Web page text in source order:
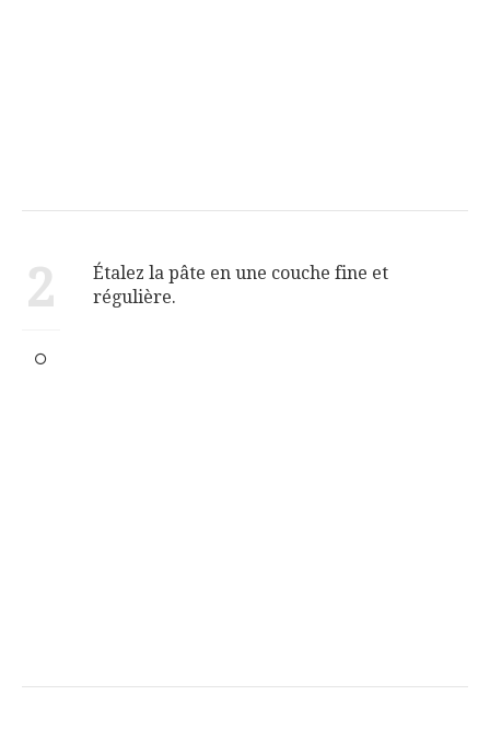
2
Étalez la pâte en une couche fine et
régulière.